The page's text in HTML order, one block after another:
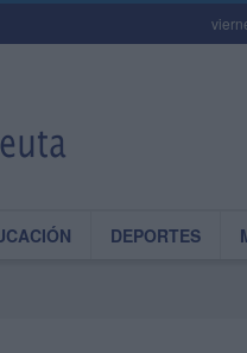
DEPORTES